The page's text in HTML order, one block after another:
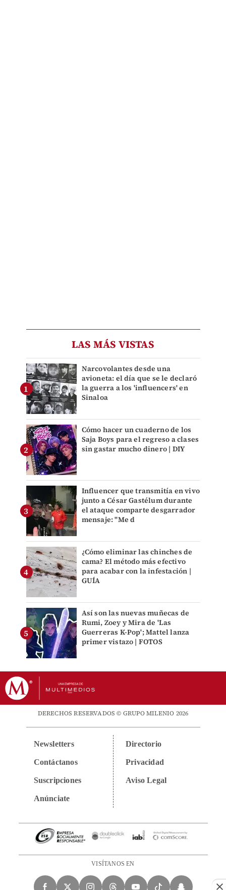
LAS MÁS VISTAS
Narcovolantes desde una
avioneta: el día que se le declaró
la guerra a los 'influencers' en
Sinaloa
Cómo hacer un cuaderno de los
Saja Boys para el regreso a clases
sin gastar mucho dinero | DIY
Influencer que transmitía en vivo
junto a César Gastélum durante
el ataque comparte desgarrador
mensaje: "Me d
¿Cómo eliminar las chinches de
cama? El método más efectivo
para acabar con la infestación |
GUÍA
Así son las nuevas muñecas de
Rumi, Zoey y Mira de 'Las
Guerreras K-Pop'; Mattel lanza
primer vistazo | FOTOS
DERECHOS RESERVADOS © GRUPO MILENIO 2026
Newsletters
Contáctanos
Suscripciones
Anúnciate
Directorio
Privacidad
Aviso Legal
VISÍTANOS EN